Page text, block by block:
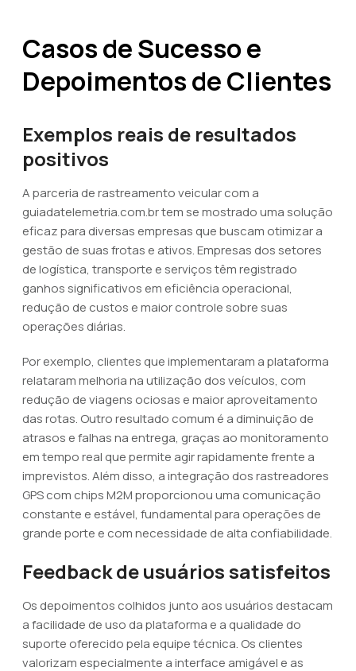
Casos de Sucesso e
Depoimentos de Clientes
Exemplos reais de resultados
positivos
A parceria de rastreamento veicular com a
guiadatelemetria.com.br tem se mostrado uma solução
eficaz para diversas empresas que buscam otimizar a
gestão de suas frotas e ativos. Empresas dos setores
de logística, transporte e serviços têm registrado
ganhos significativos em eficiência operacional,
redução de custos e maior controle sobre suas
operações diárias.
Por exemplo, clientes que implementaram a plataforma
relataram melhoria na utilização dos veículos, com
redução de viagens ociosas e maior aproveitamento
das rotas. Outro resultado comum é a diminuição de
atrasos e falhas na entrega, graças ao monitoramento
em tempo real que permite agir rapidamente frente a
imprevistos. Além disso, a integração dos rastreadores
GPS com chips M2M proporcionou uma comunicação
constante e estável, fundamental para operações de
grande porte e com necessidade de alta confiabilidade.
Feedback de usuários satisfeitos
Os depoimentos colhidos junto aos usuários destacam
a facilidade de uso da plataforma e a qualidade do
suporte oferecido pela equipe técnica. Os clientes
valorizam especialmente a interface amigável e as